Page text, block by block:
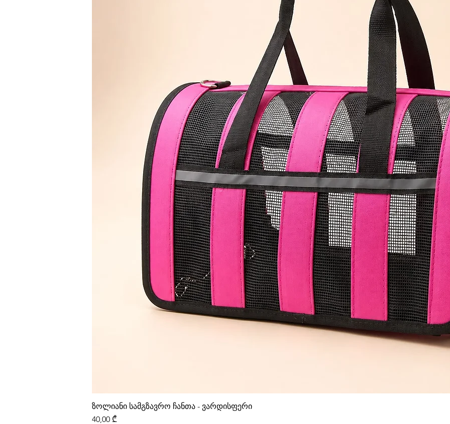
ზოლიანი სამგზავრო ჩანთა - ვარდისფერი
Price
40,00 ₾